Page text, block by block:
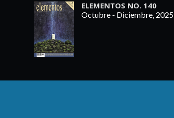
ELEMENTOS NO. 140
Octubre - Diciembre, 2025